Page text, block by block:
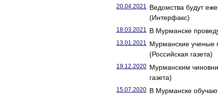
20.04.2021 Ведомства будут
(Интерфакс)
18.03.2021 В Мурманске
13.01.2021 Мурманские ученые
(Российская газета)
19.12.2020 Мурманским
газета)
15.07.2020 В Мурманске